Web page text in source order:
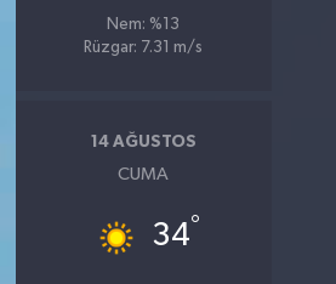
Nem: %13
Rüzgar: 7.31 m/s
14 AĞUSTOS
CUMA
34°